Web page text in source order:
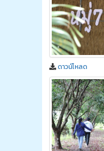
ดาวน์โหลด